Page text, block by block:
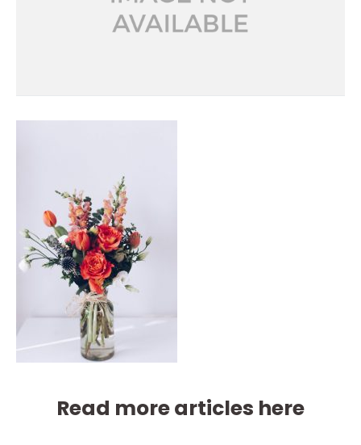
Read more articles here